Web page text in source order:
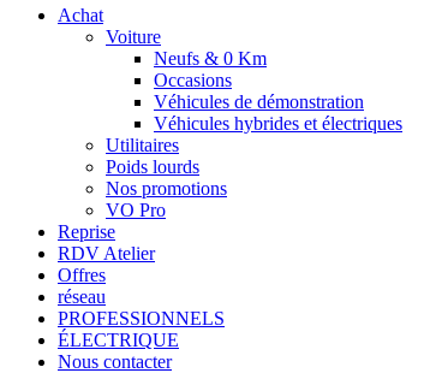
Achat
Voiture
Neufs & 0 Km
Occasions
Véhicules de démonstration
Véhicules hybrides et électriques
Utilitaires
Poids lourds
Nos promotions
VO Pro
Reprise
RDV Atelier
Offres
réseau
PROFESSIONNELS
ÉLECTRIQUE
Nous contacter